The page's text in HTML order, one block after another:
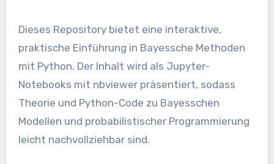
Dieses Repository bietet eine interaktive,
praktische Einführung in Bayessche Methoden
mit Python. Der Inhalt wird als Jupyter-
Notebooks mit nbviewer präsentiert, sodass
Theorie und Python-Code zu Bayesschen
Modellen und probabilistischer Programmierung
leicht nachvollziehbar sind.